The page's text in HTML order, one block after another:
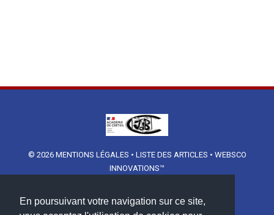
En poursuivant votre navigation sur ce site,
© 2026 MENTIONS LÉGALES • LISTE DES ARTICLES • WEBSCO
INNOVATIONS™